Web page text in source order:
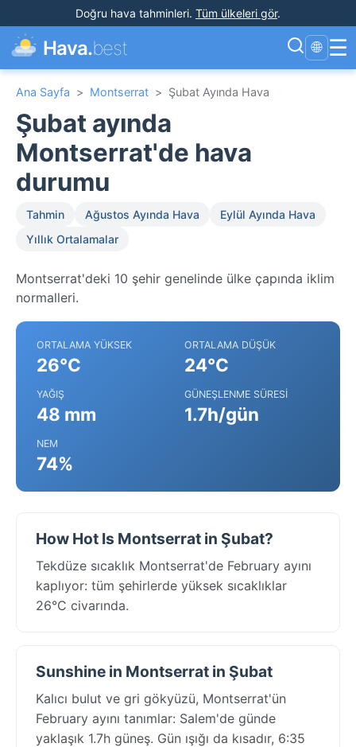
Doğru hava tahminleri. Tüm ülkeleri gör.
Hava.best 🌐 ☰
Ana Sayfa > Montserrat > Şubat Ayında Hava
Şubat ayında
Montserrat'de hava
durumu
Tahmin Ağustos Ayında Hava
Eylül Ayında Hava
Yıllık Ortalamalar
Montserrat'deki 10 şehir genelinde ülke çapında iklim
normalleri.
ORTALAMA YÜKSEK
26°C
ORTALAMA DÜŞÜK
24°C
YAĞIŞ
48 mm
GÜNEŞLENME SÜRESI
1.7h/gün
NEM
74%
How Hot Is Montserrat in Şubat?
Tekdüze sıcaklık Montserrat'de February ayını
kaplıyor: tüm şehirlerde yüksek sıcaklıklar
26°C civarında.
Sunshine in Montserrat in Şubat
Kalıcı bulut ve gri gökyüzü, Montserrat'ün
February ayını tanımlar: Salem'de günde
yaklaşık 1.7h güneş. Gün ışığı da kısadır, 6:35